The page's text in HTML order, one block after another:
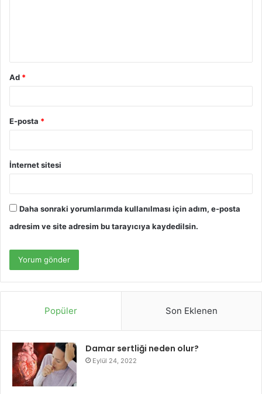
Ad *
E-posta *
İnternet sitesi
Daha sonraki yorumlarımda kullanılması için adım, e-posta
adresim ve site adresim bu tarayıcıya kaydedilsin.
Popüler Son Eklenen
Damar sertliği neden olur?
Eylül 24, 2022